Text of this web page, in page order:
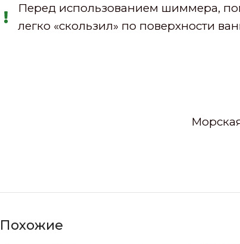
Перед использованием шиммера,
легко «скользил» по поверхности
Похожие